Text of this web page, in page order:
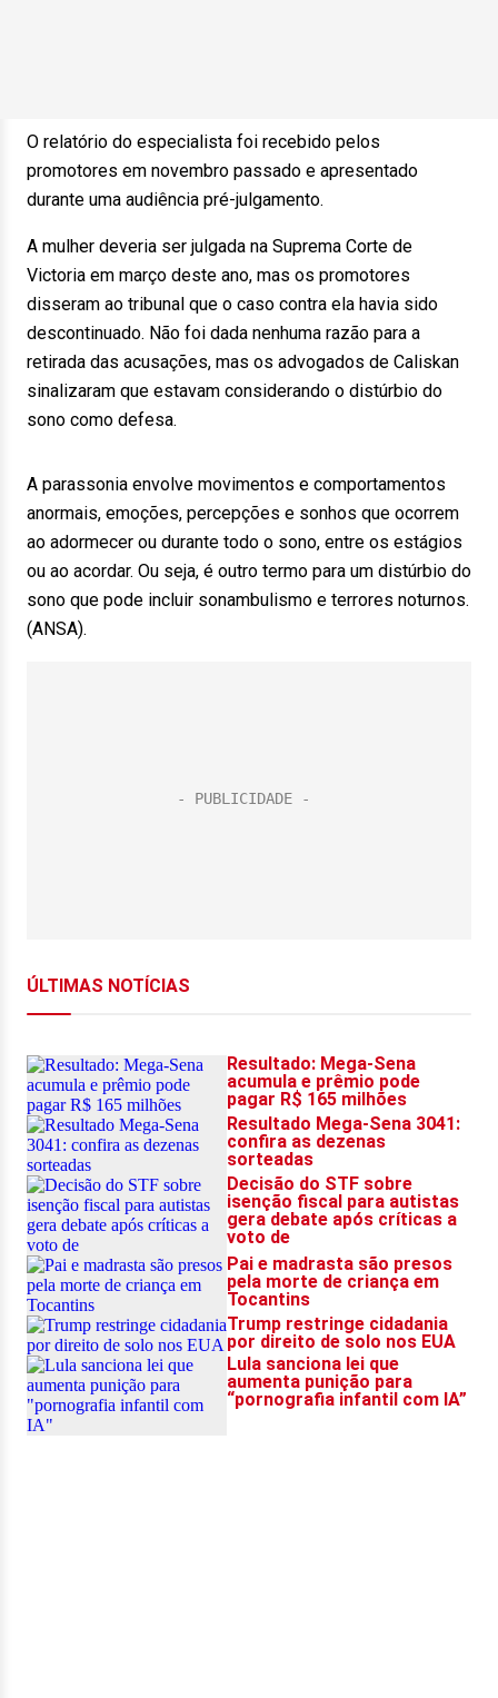
O relatório do especialista foi recebido pelos
promotores em novembro passado e apresentado
durante uma audiência pré-julgamento.
A mulher deveria ser julgada na Suprema Corte de
Victoria em março deste ano, mas os promotores
disseram ao tribunal que o caso contra ela havia sido
descontinuado. Não foi dada nenhuma razão para a
retirada das acusações, mas os advogados de Caliskan
sinalizaram que estavam considerando o distúrbio do
sono como defesa.
A parassonia envolve movimentos e comportamentos
anormais, emoções, percepções e sonhos que ocorrem
ao adormecer ou durante todo o sono, entre os estágios
ou ao acordar. Ou seja, é outro termo para um distúrbio do
sono que pode incluir sonambulismo e terrores noturnos.
(ANSA).